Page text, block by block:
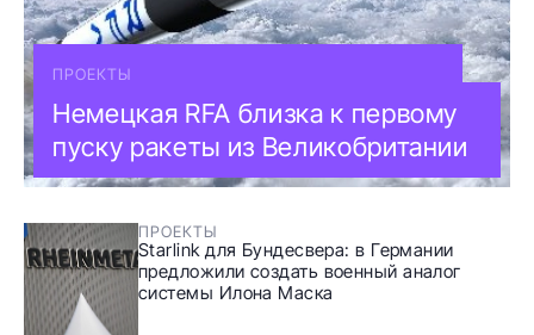
ПРОЕКТЫ
Немецкая RFA близка к первому
пуску ракеты из Великобритании
ПРОЕКТЫ
Starlink для Бундесвера: в Германии
предложили создать военный аналог
системы Илона Маска